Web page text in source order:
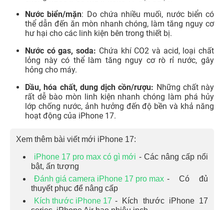
Nước biển/mặn: Do chứa nhiều muối, nước biển có
thể dẫn đến ăn mòn nhanh chóng, làm tăng nguy cơ
hư hại cho các linh kiện bên trong thiết bị.
Nước có gas, soda: Chứa khí CO2 và acid, loại chất
lỏng này có thể làm tăng nguy cơ rò rỉ nước, gây
hỏng cho máy.
Dầu, hóa chất, dung dịch cồn/rượu: Những chất này
rất dễ bào mòn linh kiện nhanh chóng làm phá hủy
lớp chống nước, ảnh hưởng đến độ bền và khả năng
hoạt động của iPhone 17.
Xem thêm bài viết mới iPhone 17:
iPhone 17 pro max có gì mới - Các nâng cấp nổi
bật, ấn tượng
Đánh giá camera iPhone 17 pro max - Có đủ
thuyết phục để nâng cấp
Kích thước iPhone 17 - Kích thước iPhone 17